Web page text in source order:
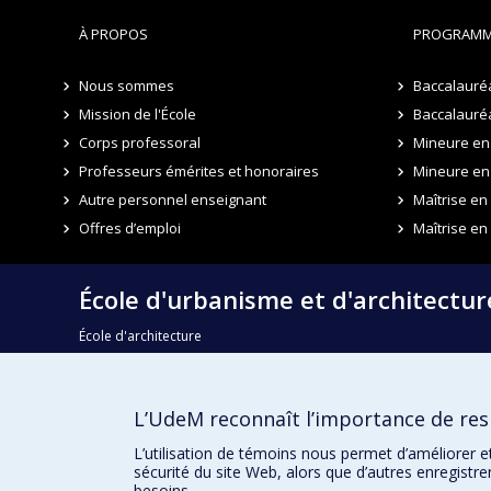
À PROPOS
Nous sommes
Mission de l'École
Corps professoral
Professeurs émérites et honoraires
Autre personnel enseignant
Offres d’emploi
Mineure
Mineure
Maîtrise
Maîtrise
École d'urbanisme et
École d'architecture
Faculté de l'aménagement
L’UdeM reconnaît l’importance de
L’utilisation de témoins nous permet
sécurité du site Web, alors que d’autres